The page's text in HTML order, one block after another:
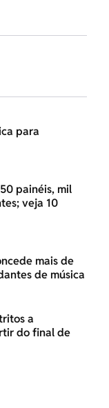
para
painéis, mil
veja 10
mais de
de música
a
do final de